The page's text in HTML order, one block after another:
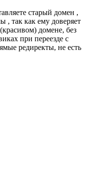
старый домен ,
, так как ему доверяет
домене, без
при переезде с
редиректы, не есть